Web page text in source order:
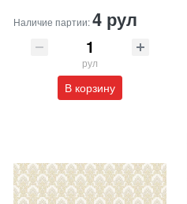
Наличие партии:4 рул
рул
В корзину